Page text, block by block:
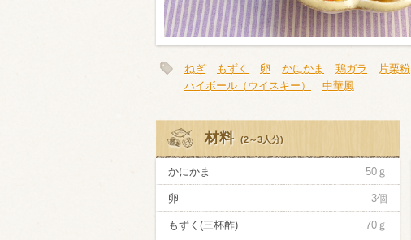
ねぎ もずく 卵 かにかま 鶏ガラ 片栗粉
ハイボール（ウイスキー）
中華風
材料 (2～3人分)
かにかま 50ｇ
卵 3個
もずく(三杯酢) 70ｇ